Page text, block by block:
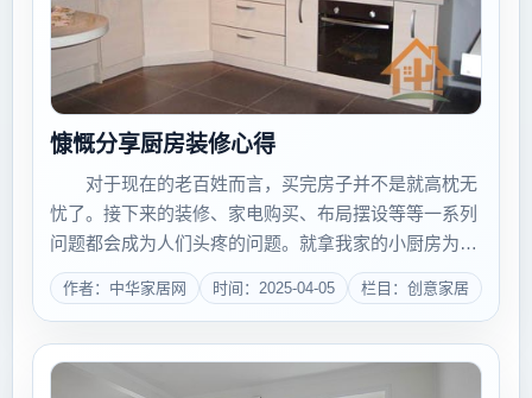
慷慨分享厨房装修心得
对于现在的老百姓而言，买完房子并不是就高枕无
忧了。接下来的装修、家电购买、布局摆设等等一系列
问题都会成为人们头疼的问题。就拿我家的小厨房为
例，装修时不仅要考虑到空间利用率、色彩搭配、整体
效果等方面，还要考虑到厨电选择等等问题。一个好的
作者：中华家居网 时间：2025-04-05 栏目：创意家居